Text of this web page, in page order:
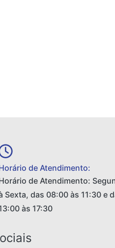
de Atendimento:
de Atendimento:
Sexta, das 08:00 às 11:30 e
às 17:30